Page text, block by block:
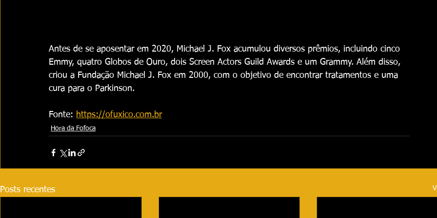
Antes de se aposentar em 2020, Michael J. Fox acumulou diversos prêmios, incluindo cinco
Emmy, quatro Globos de Ouro, dois Screen Actors Guild Awards e um Grammy. Além disso,
criou a Fundação Michael J. Fox em 2000, com o objetivo de encontrar tratamentos e uma
cura para o Parkinson.
Fonte: https://ofuxico.com.br
Hora da Fofoca
Posts recentes